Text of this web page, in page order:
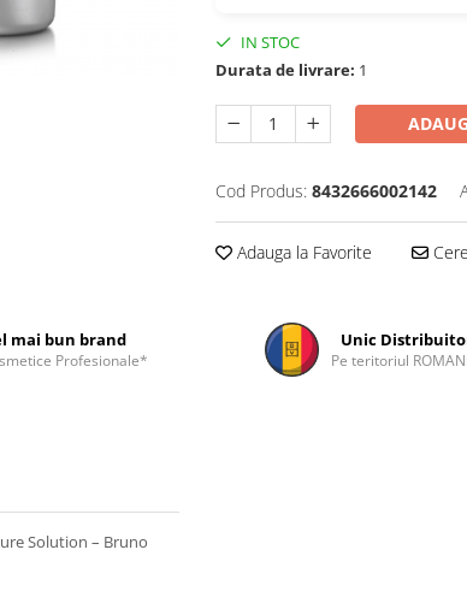
IN STOC
Durata de livrare: 1
Cod Produs: 8432666002142
Adauga la Favorite
mai bun brand
Profesionale*
Unic
Pe teritoriul
Solution – Bruno